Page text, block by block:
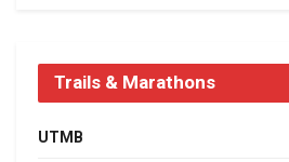
Trails & Marathons
UTMB